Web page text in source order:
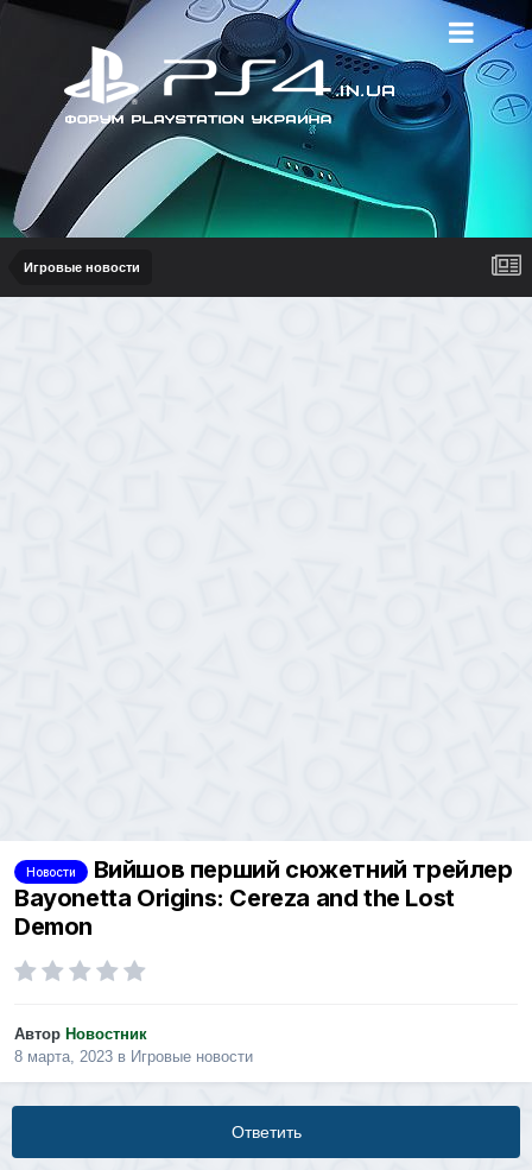
Игровые новости
Новости
Вийшов перший сюжетний трейлер
Bayonetta Origins: Cereza and the Lost
Demon
Автор Новостник
8 марта, 2023 в Игровые новости
Ответить